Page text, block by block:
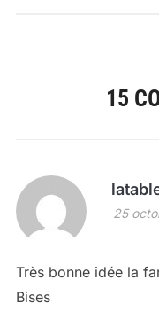
15
25
Très bonne idée la
Bises